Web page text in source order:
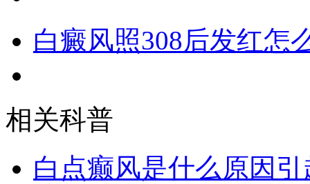
白癜风照308后发红怎
相关科普
白点癫风是什么原因